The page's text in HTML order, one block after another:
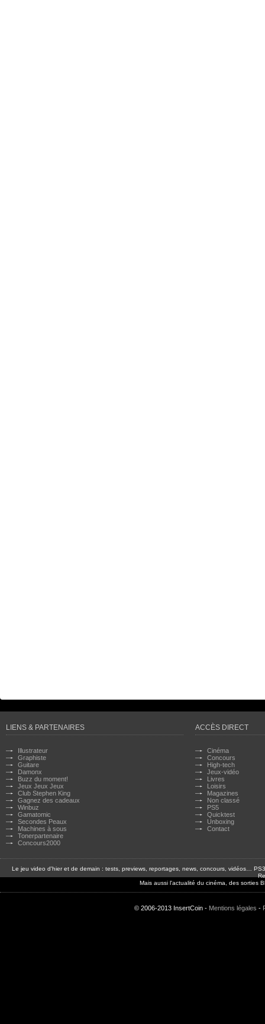
LIENS & PARTENAIRES
Illustrateur
Graphiste
Guitare
Damonx
Buzz du moment!
Jeux Jeux Jeux
Club Stephen King
Gagnez des cadeaux
Winbuz
Gamatomic
Secondes Peaux
Machines à sous
Tonerpartenaire
Concours2000
ACCÈS DIRECT
Cinéma
Concours
High-tech
Jeux-vidéo
Livres
Loisirs
Magazines
Non classé
PS5
Quicktest
Unboxing
Contact
Le jeu video d'hier et de demain : tests, previews, reportages, news, concours, vidéos…
Mais aussi l'actualité du cinéma, des sorties
© 2006-2013 InsertCoin - Mentions légales -